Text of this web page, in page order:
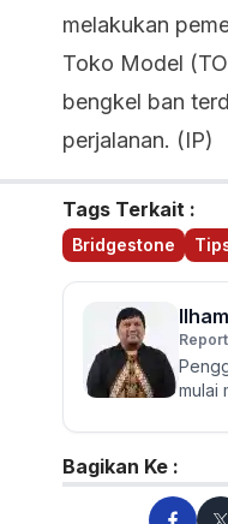
melakukan
Toko Model
bengkel ban
perjalanan. (IP)
Tags Terkait :
Bridgestone
mulai
Bagikan Ke :